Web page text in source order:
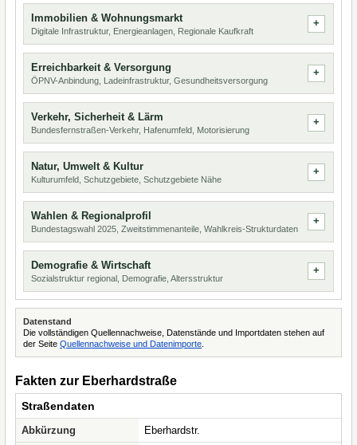
Immobilien & Wohnungsmarkt
Digitale Infrastruktur, Energieanlagen, Regionale Kaufkraft
Erreichbarkeit & Versorgung
ÖPNV-Anbindung, Ladeinfrastruktur, Gesundheitsversorgung
Verkehr, Sicherheit & Lärm
Bundesfernstraßen-Verkehr, Hafenumfeld, Motorisierung
Natur, Umwelt & Kultur
Kulturumfeld, Schutzgebiete, Schutzgebiete Nähe
Wahlen & Regionalprofil
Bundestagswahl 2025, Zweitstimmenanteile, Wahlkreis-Strukturdaten
Demografie & Wirtschaft
Sozialstruktur regional, Demografie, Altersstruktur
Datenstand
Die vollständigen Quellennachweise, Datenstände und Importdaten stehen auf
der Seite Quellennachweise und Datenimporte
Fakten zur Eberhardstraße
Straßendaten
Abkürzung
Eberhardstr.